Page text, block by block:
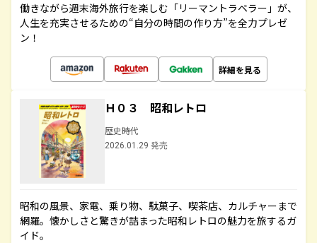
働きながら週末海外旅行を楽しむ「リーマントラベラー」が、
人生を充実させるための“自分の時間の作り方”を全力プレゼ
ン！
詳細を見る
Ｈ０３ 昭和レトロ
歴史時代
2026.01.29 発売
昭和の風景、家電、乗り物、駄菓子、喫茶店、カルチャーまで
網羅。懐かしさと驚きが詰まった昭和レトロの魅力を旅するガ
イド。